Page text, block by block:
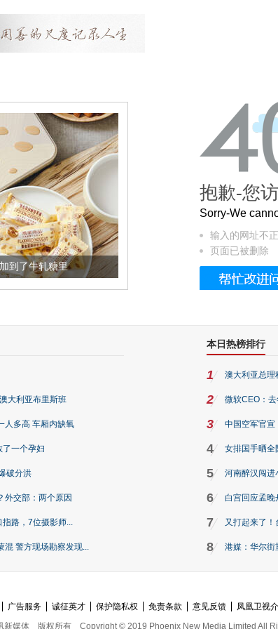
牛轧糖里 被列入佛家七宝的它到底有多美？
抱歉-您
Sorry-We
输入的网址不
页面已被删除
大利亚布里斯班
人多高 车厢内缺氧
了一个孕妇
破分洪
外交部：两个原因
路，7位摄影师...
混 警方现场勘察发现...
本日热榜排行
1 澳大利亚总理
2 微软CEO：
3 中国空军官宣
4 女排国手晒全
5 河南醉汉闯进
6 白宫回应孟晚
7 又打起来了！
8 港媒：华尔街
广告服务 诚征英才 保护隐私权 免责条款 意见反馈 凤凰卫视
新媒体
版权所有 Copyright © 2019 Phoenix New Media Limited All